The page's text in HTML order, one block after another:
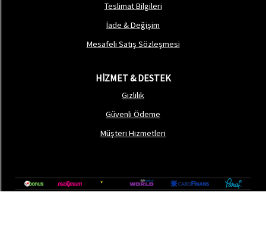
Teslimat Bilgileri
İade & Değişim
Mesafeli Satış Sözleşmesi
HİZMET & DESTEK
Gizlilik
Güvenli Ödeme
Müşteri Hizmetleri